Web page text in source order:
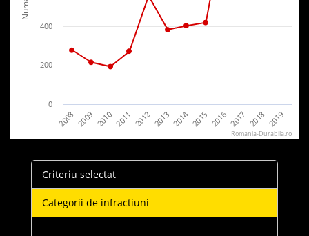
2008 2009 2010 2011 2012 2013 2014 2015 2016 2017 2018 2019
0
200
400
Romania-Durabila.ro
Criteriu selectat
Categorii de infractiuni